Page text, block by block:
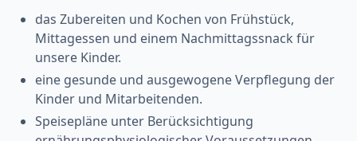
das Zubereiten und Kochen von Frühstück,
Mittagessen und einem Nachmittagssnack für
unsere Kinder.
eine gesunde und ausgewogene Verpflegung der
Kinder und Mitarbeitenden.
Speisepläne unter Berücksichtigung